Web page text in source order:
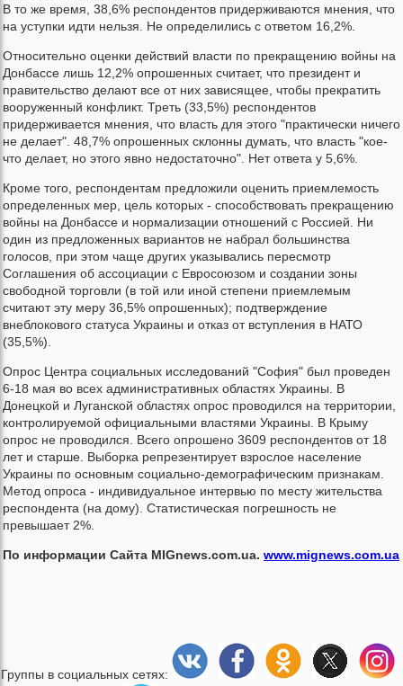
В то же время, 38,6% респондентов придерживаются мнения, что
на уступки идти нельзя. Не определились с ответом 16,2%.
Относительно оценки действий власти по прекращению войны на
Донбассе лишь 12,2% опрошенных считает, что президент и
правительство делают все от них зависящее, чтобы прекратить
вооруженный конфликт. Треть (33,5%) респондентов
придерживается мнения, что власть для этого "практически ничего
не делает". 48,7% опрошенных склонны думать, что власть "кое-
что делает, но этого явно недостаточно". Нет ответа у 5,6%.
Кроме того, респондентам предложили оценить приемлемость
определенных мер, цель которых - способствовать прекращению
войны на Донбассе и нормализации отношений с Россией. Ни
один из предложенных вариантов не набрал большинства
голосов, при этом чаще других указывались пересмотр
Соглашения об ассоциации с Евросоюзом и создании зоны
свободной торговли (в той или иной степени приемлемым
считают эту меру 36,5% опрошенных); подтверждение
внеблокового статуса Украины и отказ от вступления в НАТО
(35,5%).
Опрос Центра социальных исследований "София" был проведен
6-18 мая во всех административных областях Украины. В
Донецкой и Луганской областях опрос проводился на территории,
контролируемой официальными властями Украины. В Крыму
опрос не проводился. Всего опрошено 3609 респондентов от 18
лет и старше. Выборка репрезентирует взрослое население
Украины по основным социально-демографическим признакам.
Метод опроса - индивидуальное интервью по месту жительства
респондента (на дому). Статистическая погрешность не
превышает 2%.
По информации Сайта MIGnews.com.ua. www.mignews.com.ua
Группы в социальных сетях: